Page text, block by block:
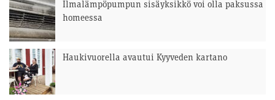
Ilmalämpöpumpun sisäyksikkö voi olla paksussa
homeessa
Haukivuorella avautui Kyyveden kartano